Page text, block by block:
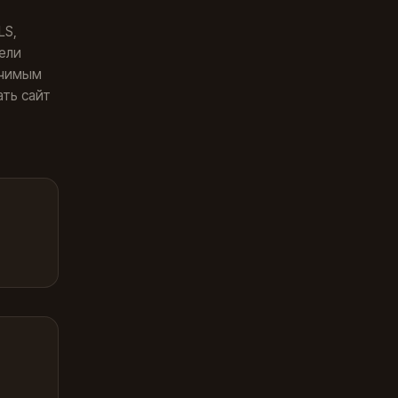
сайт